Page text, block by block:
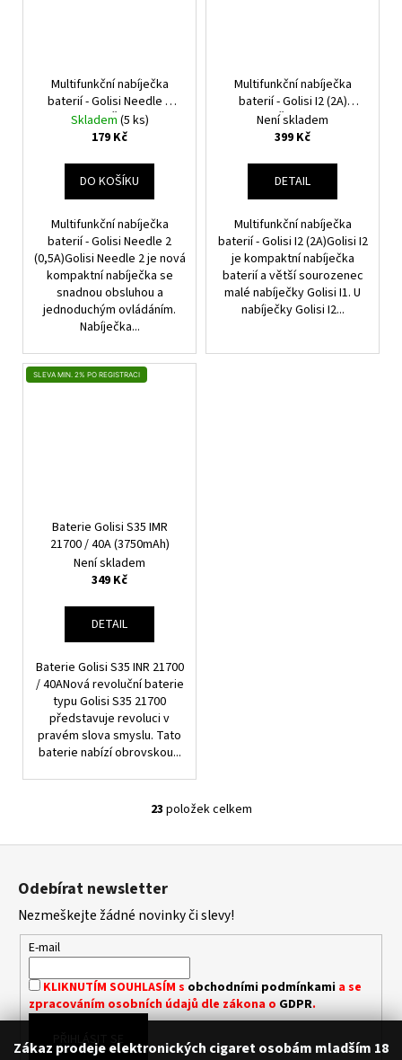
Zákaz prodeje elektronických cigaret osobám mladším 18
Multifunkční nabíječka
baterií - Golisi Needle 2
(0,5A) (Černá)
Skladem (5 ks)
179 Kč
DO KOŠÍKU
Multifunkční nabíječka
baterií - Golisi Needle 2
(0,5A)Golisi Needle 2 je nová
kompaktní nabíječka se
snadnou obsluhou a
jednoduchým ovládáním.
Nabíječka...
Multifunkční nabíječka
baterií - Golisi I2 (2A)
(Černá)
Není skladem
399 Kč
DETAIL
Multifunkční nabíječka
baterií - Golisi I2 (2A)Golisi I2
je kompaktní nabíječka
baterií a větší sourozenec
malé nabíječky Golisi I1. U
nabíječky Golisi I2...
SLEVA MIN. 2% PO REGISTRACI
Baterie Golisi S35 IMR
21700 / 40A (3750mAh)
Není skladem
349 Kč
DETAIL
Baterie Golisi S35 INR 21700
/ 40ANová revoluční baterie
typu Golisi S35 21700
představuje revoluci v
pravém slova smyslu. Tato
baterie nabízí obrovskou...
O
V
A
C
P
R
V
23 položek celkem
Z
Odebírat newsletter
Nezmeškejte žádné novinky či slevy!
E-mail
KLIKNUTÍM SOUHLASÍM s obchodními podmínkamia se
zpracováním osobních údajů dle zákona o GDPR.
PŘIHLÁSIT SE